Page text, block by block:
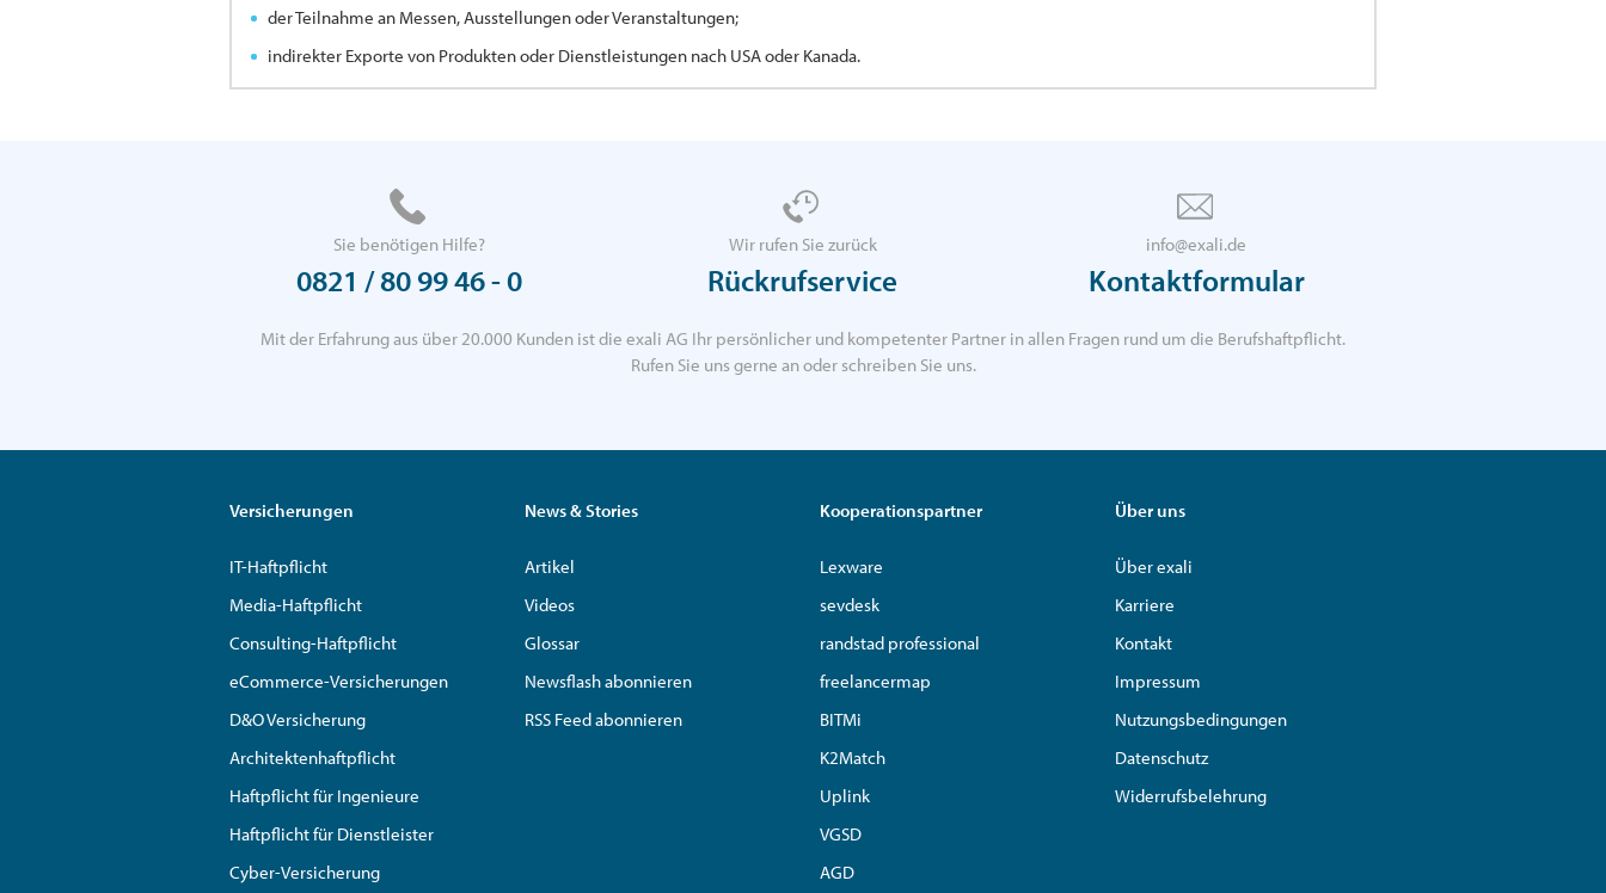
der Teilnahme an Messen, Ausstellungen oder Veranstaltungen;
indirekter Exporte von Produkten oder Dienstleistungen nach USA oder Kanada.
Sie benötigen Hilfe?
0821 / 80 99 46 - 0
Wir rufen Sie zurück
Rückrufservice
info@exali.de
Kontaktformular
Mit der Erfahrung aus über 20.000 Kunden ist die exali AG Ihr persönlicher und kompetenter Partner in allen Fragen rund um die Berufshaftpflicht.
Rufen Sie uns gerne an oder schreiben Sie uns.
Versicherungen
IT-Haftpflicht
Media-Haftpflicht
Consulting-Haftpflicht
eCommerce-Versicherungen
D&O Versicherung
Architektenhaftpflicht
Haftpflicht für Ingenieure
Haftpflicht für Dienstleister
Cyber-Versicherung
News & Stories
Artikel
Videos
Glossar
Newsflash abonnieren
RSS Feed abonnieren
Kooperationspartner
Lexware
sevdesk
randstad professional
freelancermap
BITMi
K2Match
Uplink
VGSD
AGD
Über uns
Über exali
Karriere
Kontakt
Impressum
Nutzungsbedingungen
Datenschutz
Widerrufsbelehrung